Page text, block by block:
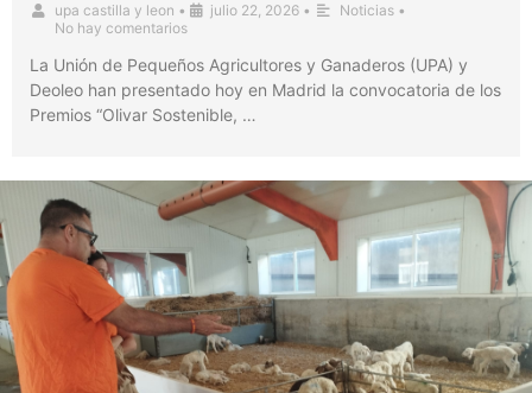
upa castilla y leon • julio 22, 2026 • Noticias •
No hay comentarios
La Unión de Pequeños Agricultores y Ganaderos (UPA) y
Deoleo han presentado hoy en Madrid la convocatoria de los
Premios “Olivar Sostenible, …